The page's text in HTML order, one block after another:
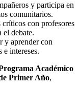
y participa en
comunitarios.
críticos con profesores
el debate.
y aprender con
e intereses.
Académico
Primer Año,